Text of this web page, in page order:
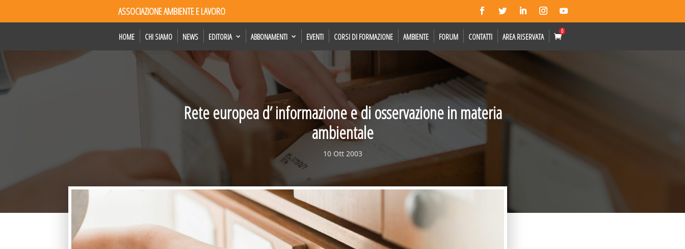
ASSOCIAZIONE AMBIENTE E LAVORO
HOME CHI SIAMO NEWS EDITORIA ABBONAMENTI EVENTI CORSI DI FORMAZIONE AMBIENTE FORUM CONTATTI AREA RISERVATA
0
Rete europea d’ informazione e di osservazione in materia
ambientale
10 Ott 2003